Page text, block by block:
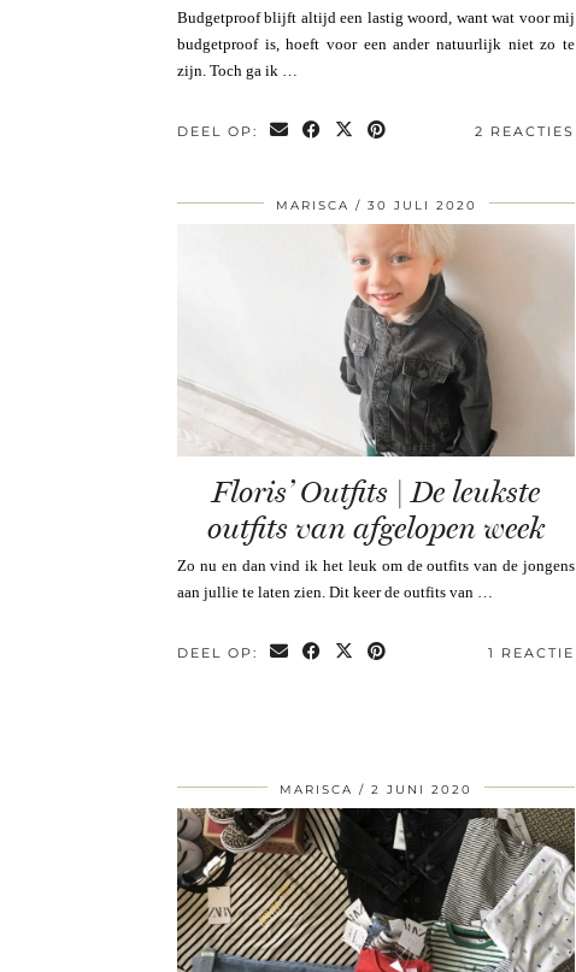
Budgetproof blijft altijd een lastig woord, want wat voor mij
budgetproof is, hoeft voor een ander natuurlijk niet zo te
zijn. Toch ga ik …
DEEL OP: 2 REACTIES
MARISCA 30 JULI 2020
Floris’ Outfits | De leukste
outfits van afgelopen week
Zo nu en dan vind ik het leuk om de outfits van de jongens
aan jullie te laten zien. Dit keer de outfits van …
DEEL OP: 1 REACTIE
MARISCA 2 JUNI 2020